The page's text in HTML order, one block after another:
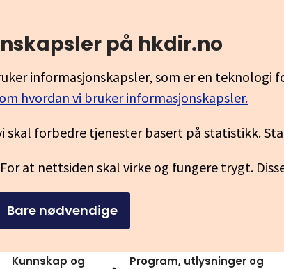
på hkdir.no
informasjonskapsler, som er en
hvordan vi bruker informasjonskapsler.
skal forbedre tjenester basert på statistikk.
For at nettsiden skal virke og fungere trygt.
Bare nødvendige
Kunnskap og
Program, utlysninger og